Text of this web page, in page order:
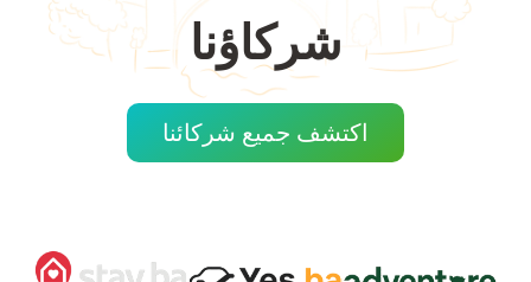
شركاؤنا
اكتشف جميع شركائنا